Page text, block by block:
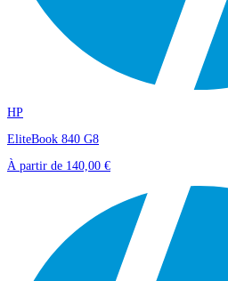
HP
EliteBook 840 G8
À partir de 140,00 €